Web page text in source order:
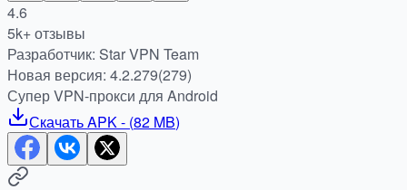
4.6
5k+ отзывы
Разработчик: Star VPN Team
Новая версия: 4.2.279(279)
Супер VPN-прокси для Android
СкачатьAPK- (82 MB)